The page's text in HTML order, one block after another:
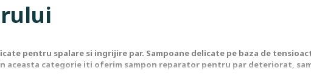
pentru spalare si ingrijire par. Sampoane delicate pe baza de
aceasta categorie iti oferim sampon reparator pentru par deteriorat,
sampon par gras si matreata, sampon pentru scalp sensibil si